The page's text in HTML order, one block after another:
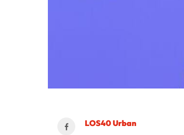
LOS40 Urban